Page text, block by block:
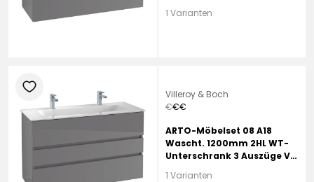
1 Varianten
heart
Villeroy & Boch
€€€
ARTO-Möbelset 08 A18
Wascht. 1200mm 2HL WT-
Unterschrank 3 Auszüge VJ
1 Varianten